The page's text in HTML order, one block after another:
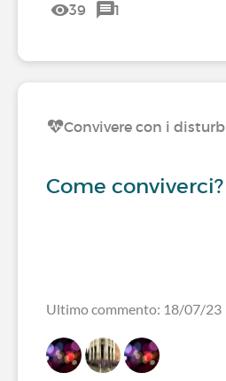
39 1
Convivere con i
Come conviverci?
Ultimo commento: 18/07/23